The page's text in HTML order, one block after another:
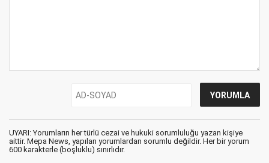
UYARI: Yorumların her türlü cezai ve hukuki sorumluluğu yazan kişiye
aittir. Mepa News, yapılan yorumlardan sorumlu değildir. Her bir yorum
600 karakterle (boşluklu) sınırlıdır.